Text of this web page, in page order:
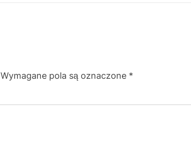
Wymagane pola są oznaczone *